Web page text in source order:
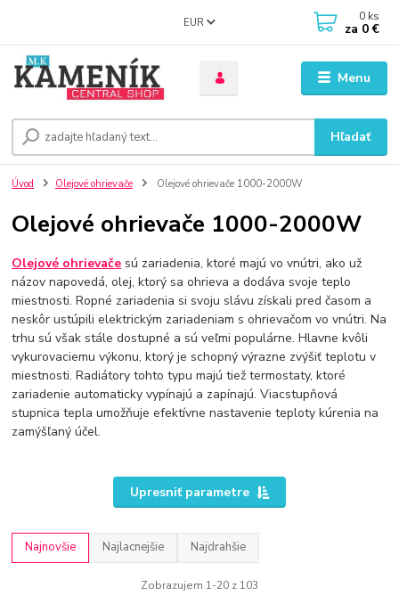
Menu
EUR
Hľadať
0 ks
za 0 €
Úvod Olejové ohrievače Olejové ohrievače 1000-2000W
Olejové ohrievače 1000-2000W
Olejové ohrievače sú zariadenia, ktoré majú vo vnútri, ako už
názov napovedá, olej, ktorý sa ohrieva a dodáva svoje teplo
miestnosti. Ropné zariadenia si svoju slávu získali pred časom a
neskôr ustúpili elektrickým zariadeniam s ohrievačom vo vnútri. Na
trhu sú však stále dostupné a sú veľmi populárne. Hlavne kvôli
vykurovaciemu výkonu, ktorý je schopný výrazne zvýšiť teplotu v
miestnosti. Radiátory tohto typu majú tiež termostaty, ktoré
zariadenie automaticky vypínajú a zapínajú. Viacstupňová
stupnica tepla umožňuje efektívne nastavenie teploty kúrenia na
zamýšľaný účel.
Upresniť parametre
Najnovšie Najlacnejšie Najdrahšie
Zobrazujem 1-20 z 103